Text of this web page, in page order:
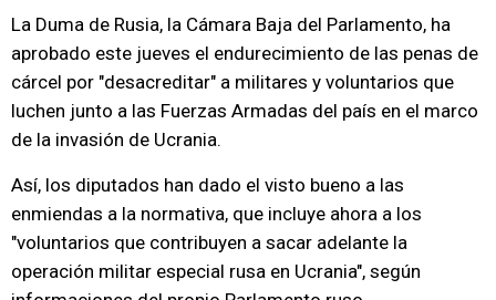
La Duma de Rusia, la Cámara Baja del Parlamento, ha
aprobado este jueves el endurecimiento de las penas de
cárcel por "desacreditar" a militares y voluntarios que
luchen junto a las Fuerzas Armadas del país en el marco
de la invasión de Ucrania.
Así, los diputados han dado el visto bueno a las
enmiendas a la normativa, que incluye ahora a los
"voluntarios que contribuyen a sacar adelante la
operación militar especial rusa en Ucrania", según